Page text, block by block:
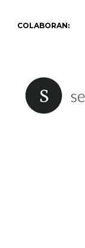
COLABORAN: